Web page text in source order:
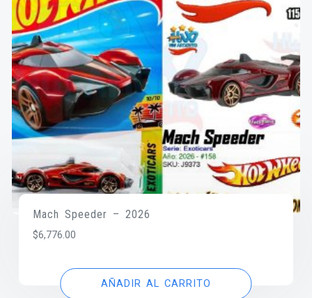
Mach Speeder – 2026
$6,776.00
AÑADIR AL CARRITO